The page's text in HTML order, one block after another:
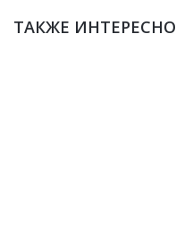
ТАКЖЕ ИНТЕРЕСНО